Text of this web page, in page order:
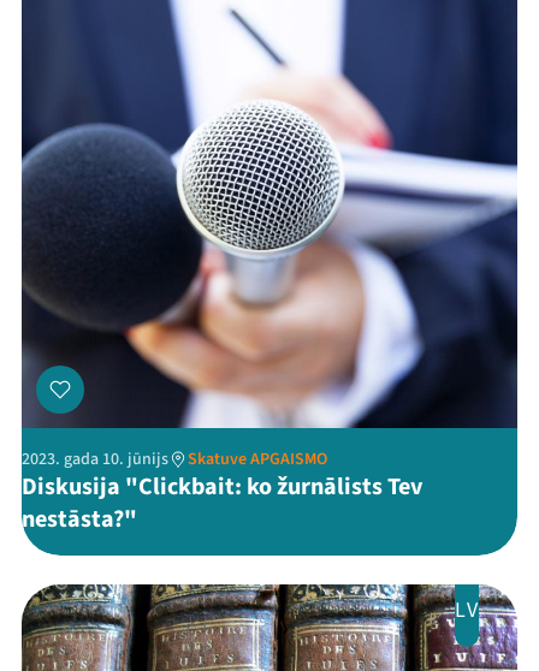
Ziedo
Veikals
Kontakti
ThreadsFacebookYoutube
X Instagram
2023. gada 10. jūnijs Skatuve APGAISMO
Diskusija "Clickbait: ko žurnālists Tev
nestāsta?"
LV